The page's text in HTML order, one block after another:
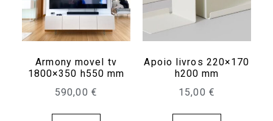
Armony movel tv
1800×350 h550 mm
590,00 €
Apoio livros 220×170
h200 mm
15,00 €